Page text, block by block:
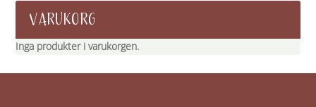
VARUKORG
Inga produkter i varukorgen.